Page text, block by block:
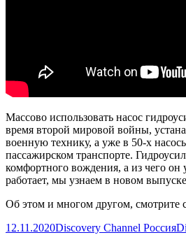
Массово использовать насос
время второй мировой войны,
военную технику, а уже в 50-х
пассажирском транспорте.
комфортного вождения, а из чего он
работает, мы узнаем в новом
Об этом и многом другом, смотрите
Опубликовано
12.11.2020Автор
Discovery Channel Россия